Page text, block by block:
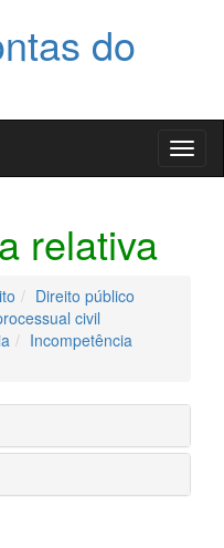
do
relativa
Direito público
civil
Incompetência